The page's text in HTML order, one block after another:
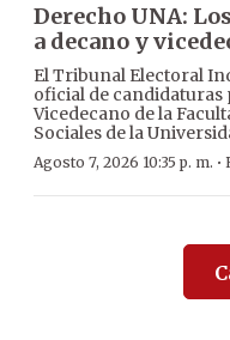
Derecho UNA:
a decano y
El Tribunal Electoral
oficial de candidaturas
Vicedecano de la
Sociales de la
Agosto 7, 2026 10:35 p. m. ·